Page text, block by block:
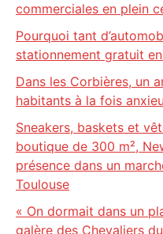
commerciales en plein
Pourquoi tant
stationnement gratuit
Dans les Corbières, un
habitants à la fois
Sneakers, baskets et
boutique de 300 m²,
présence dans un
Toulouse
« On dormait dans un
galère des Chevaliers